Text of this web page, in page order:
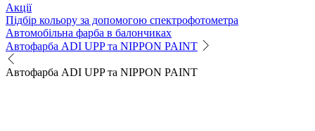
Акції
Підбір кольору за допомогою спектрофотометра
Автомобільна фарба в балончиках
Автофарба ADI UPP та NIPPON PAINT
Автофарба ADI UPP та NIPPON PAINT